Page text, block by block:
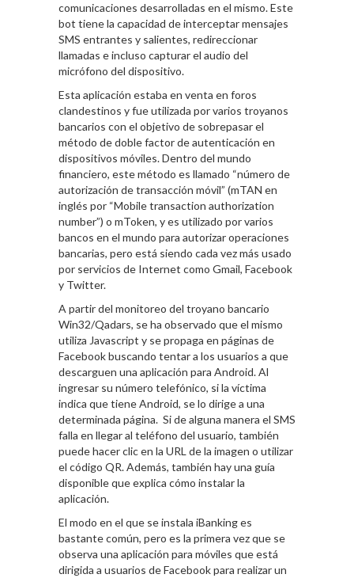
comunicaciones desarrolladas en el mismo. Este
bot tiene la capacidad de interceptar mensajes
SMS entrantes y salientes, redireccionar
llamadas e incluso capturar el audio del
micrófono del dispositivo.
Esta aplicación estaba en venta en foros
clandestinos y fue utilizada por varios troyanos
bancarios con el objetivo de sobrepasar el
método de doble factor de autenticación en
dispositivos móviles. Dentro del mundo
financiero, este método es llamado “número de
autorización de transacción móvil” (mTAN en
inglés por “Mobile transaction authorization
number”) o mToken, y es utilizado por varios
bancos en el mundo para autorizar operaciones
bancarias, pero está siendo cada vez más usado
por servicios de Internet como Gmail, Facebook
y Twitter.
A partir del monitoreo del troyano bancario
Win32/Qadars, se ha observado que el mismo
utiliza Javascript y se propaga en páginas de
Facebook buscando tentar a los usuarios a que
descarguen una aplicación para Android. Al
ingresar su número telefónico, si la víctima
indica que tiene Android, se lo dirige a una
determinada página. Si de alguna manera el SMS
falla en llegar al teléfono del usuario, también
puede hacer clic en la URL de la imagen o utilizar
el código QR. Además, también hay una guía
disponible que explica cómo instalar la
aplicación.
El modo en el que se instala iBanking es
bastante común, pero es la primera vez que se
observa una aplicación para móviles que está
dirigida a usuarios de Facebook para realizar un